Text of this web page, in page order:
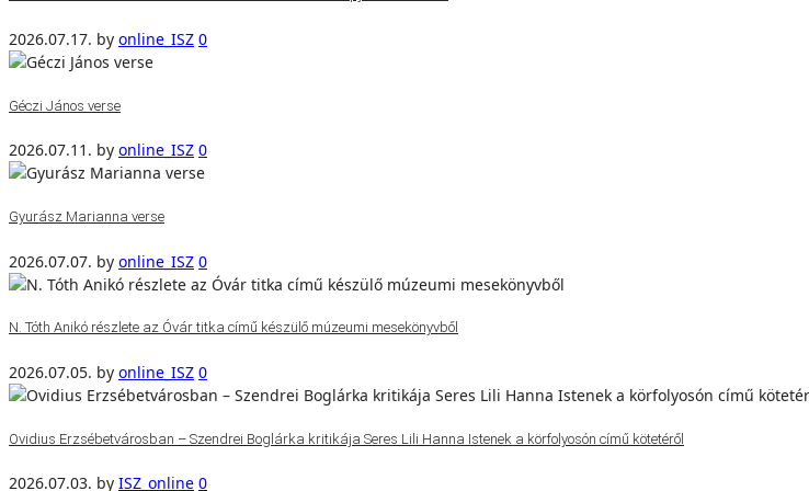
2026.07.17. by online_ISZ 0
Géczi János verse
2026.07.11. by online_ISZ 0
Gyurász Marianna verse
2026.07.07. by online_ISZ 0
N. Tóth Anikó részlete az Óvár titka című készülő múzeumi mesekönyvből
2026.07.05. by online_ISZ 0
Ovidius Erzsébetvárosban – Szendrei Boglárka kritikája Seres Lili Hanna Istenek a körfolyosón című kötetéről
2026.07.03. by ISZ_online 0